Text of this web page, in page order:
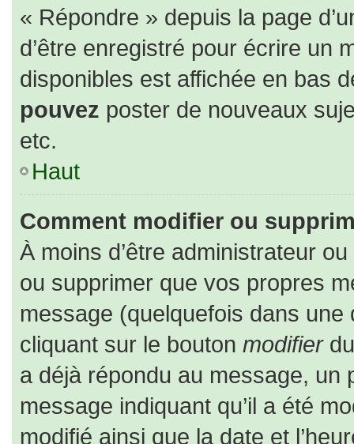
« Répondre » depuis la page
d’être enregistré pour écrire un
disponibles est affichée en bas
pouvez poster de nouveaux
etc.
Haut
Comment modifier ou
À moins d’être administrateur
ou supprimer que vos propres
message (quelquefois dans
cliquant sur le bouton modifierdu
a déjà répondu au message, un
message indiquant qu’il a été
modifié ainsi que la date et